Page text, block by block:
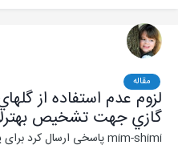
مقاله
لزوم عدم استفاده از
گازي جهت تشخیص
mim-shimiپاسخی ارسال کرد برای